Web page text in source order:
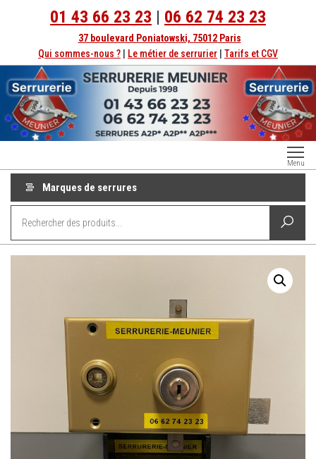
01 43 66 23 23 | 06 62 74 23 23
37 boulevard Poniatowski, 75012 Paris
Qui sommes-nous ?
Le métier de serrurier Tarifs et CGV
Paris
serrurier à
depuis
Menu
Marques de serrures